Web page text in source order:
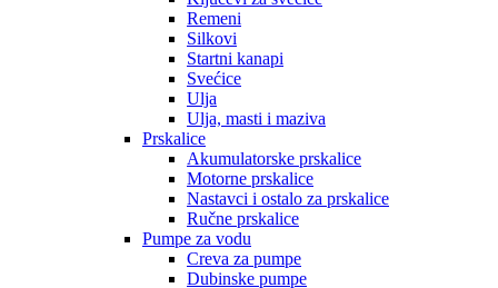
Remeni
Silkovi
Startni kanapi
Svećice
Ulja
Ulja, masti i maziva
Prskalice
Akumulatorske prskalice
Motorne prskalice
Nastavci i ostalo za prskalice
Ručne prskalice
Pumpe za vodu
Creva za pumpe
Dubinske pumpe